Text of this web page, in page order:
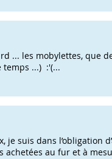
... les mobylettes, que
temps ...) :'(...
suis dans l’obligation
achetées au fur et à